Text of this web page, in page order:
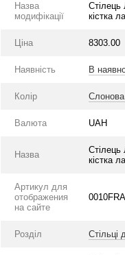
Назва
модифікації
кістка
Ціна 8303.00
Наявність В
Колір Слонова
Валюта UAH
Назва
кістка
Артикул для
отображения
на сайте
0010FRA
Розділ Стільці